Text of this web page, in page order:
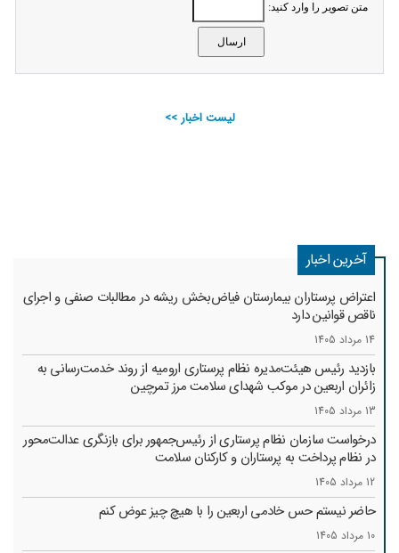
متن تصویر را وارد کنید:
لیست اخبار >>
آخرین اخبار
اعتراض پرستاران بیمارستان فیاض‌بخش ریشه در مطالبات صنفی و اجرای
ناقص قوانین دارد
14 مرداد 1405
بازدید رئیس هیئت‌مدیره نظام پرستاری ارومیه از روند خدمت‌رسانی به
زائران اربعین در موکب شهدای سلامت مرز تمرچین
13 مرداد 1405
درخواست سازمان نظام پرستاری از رئیس‌جمهور برای بازنگری عدالت‌محور
در نظام پرداخت به پرستاران و کارکنان سلامت
12 مرداد 1405
حاضر نیستم حس خادمی اربعین را با هیچ چیز عوض کنم
10 مرداد 1405